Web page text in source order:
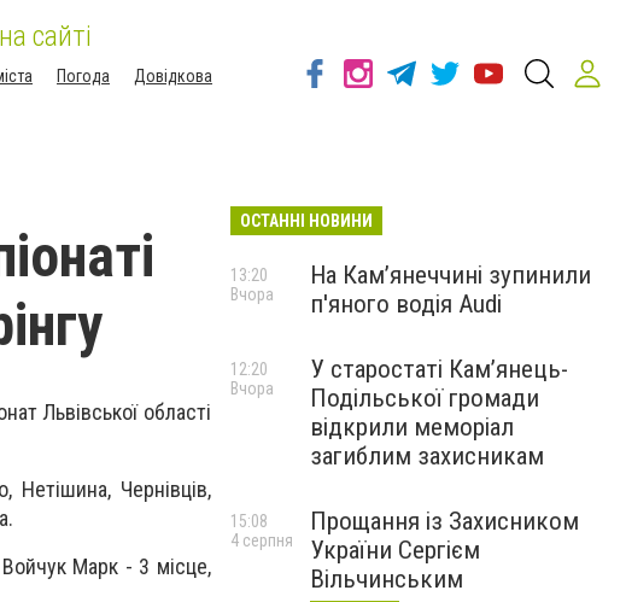
сайті
Погода
Довідкова
Львівської області
Нетішина, Чернівців,
Марк - 3 місце,
ОСТАННІ НОВИНИ
На Камʼянеччині зупинили
п'яного водія Audi
13:20
Вчора
У старостаті Кам’янець-
Подільської громади
відкрили меморіал
загиблим захисникам
12:20
Вчора
Прощання із Захисником
України Сергієм
Вільчинським
15:08
4 серпня